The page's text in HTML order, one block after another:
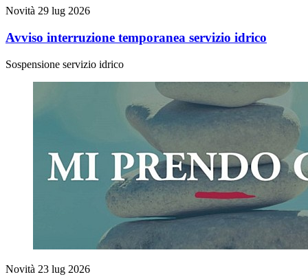
Novità 29 lug 2026
Avviso interruzione temporanea servizio idrico
Sospensione servizio idrico
Novità 23 lug 2026